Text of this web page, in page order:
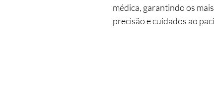
médica, garantindo os
precisão e cuidados ao